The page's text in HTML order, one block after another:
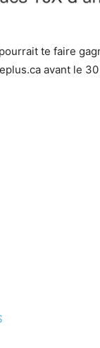
te faire
avant le